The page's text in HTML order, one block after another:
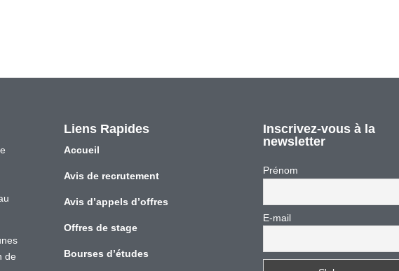
de
Liens Rapides
Accueil
Avis de recrutement
Avis d’appels d’offres
Offres de stage
Bourses d’études
Inscrivez-vous à la
newsletter
Prénom
E-mail